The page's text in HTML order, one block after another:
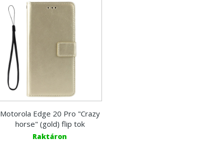
Motorola Edge 20 Pro "Crazy
horse" (gold) flip tok
Raktáron